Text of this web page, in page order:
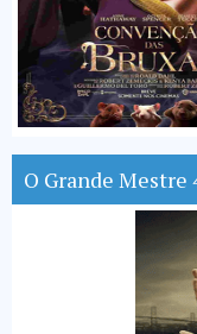
O Grande Mestre